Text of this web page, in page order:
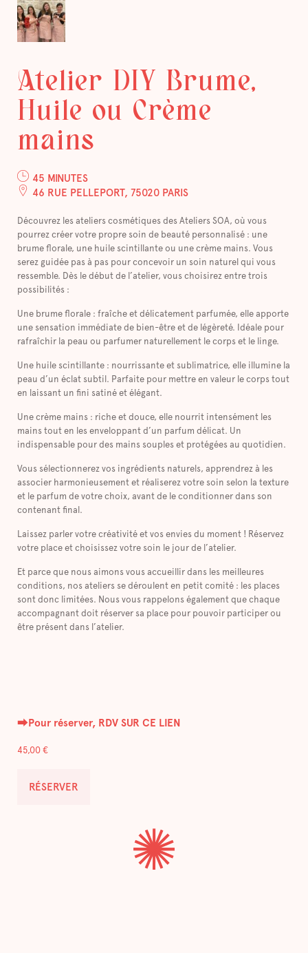
Atelier DIY Brume,
Huile ou Crème
mains
45 MINUTES
46 RUE PELLEPORT, 75020 PARIS
Découvrez les ateliers cosmétiques des Ateliers SOA, où vous
pourrez créer votre propre soin de beauté personnalisé : une
brume florale, une huile scintillante ou une crème mains. Vous
serez guidée pas à pas pour concevoir un soin naturel qui vous
ressemble. Dès le début de l’atelier, vous choisirez entre trois
possibilités :
Une brume florale : fraîche et délicatement parfumée, elle apporte
une sensation immédiate de bien-être et de légèreté. Idéale pour
rafraîchir la peau ou parfumer naturellement le corps et le linge.
Une huile scintillante : nourrissante et sublimatrice, elle illumine la
peau d’un éclat subtil. Parfaite pour mettre en valeur le corps tout
en laissant un fini satiné et élégant.
Une crème mains : riche et douce, elle nourrit intensément les
mains tout en les enveloppant d’un parfum délicat. Un
indispensable pour des mains souples et protégées au quotidien.
Vous sélectionnerez vos ingrédients naturels, apprendrez à les
associer harmonieusement et réaliserez votre soin selon la texture
et le parfum de votre choix, avant de le conditionner dans son
contenant final.
Laissez parler votre créativité et vos envies du moment ! Réservez
votre place et choisissez votre soin le jour de l’atelier.
Et parce que nous aimons vous accueillir dans les meilleures
conditions, nos ateliers se déroulent en petit comité : les places
sont donc limitées. Nous vous rappelons également que chaque
accompagnant doit réserver sa place pour pouvoir participer ou
être présent dans l’atelier.
⮕Pour réserver, RDV SUR CE LIEN
45,00 €
RÉSERVER